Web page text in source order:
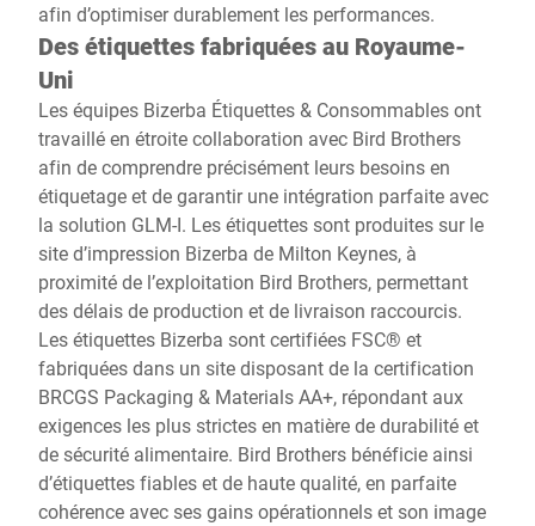
afin d’optimiser durablement les performances.
Des étiquettes fabriquées au Royaume-
Uni
Les équipes Bizerba Étiquettes & Consommables ont
travaillé en étroite collaboration avec Bird Brothers
afin de comprendre précisément leurs besoins en
étiquetage et de garantir une intégration parfaite avec
la solution GLM-I. Les étiquettes sont produites sur le
site d’impression Bizerba de Milton Keynes, à
proximité de l’exploitation Bird Brothers, permettant
des délais de production et de livraison raccourcis.
Les étiquettes Bizerba sont certifiées FSC® et
fabriquées dans un site disposant de la certification
BRCGS Packaging & Materials AA+, répondant aux
exigences les plus strictes en matière de durabilité et
de sécurité alimentaire. Bird Brothers bénéficie ainsi
d’étiquettes fiables et de haute qualité, en parfaite
cohérence avec ses gains opérationnels et son image